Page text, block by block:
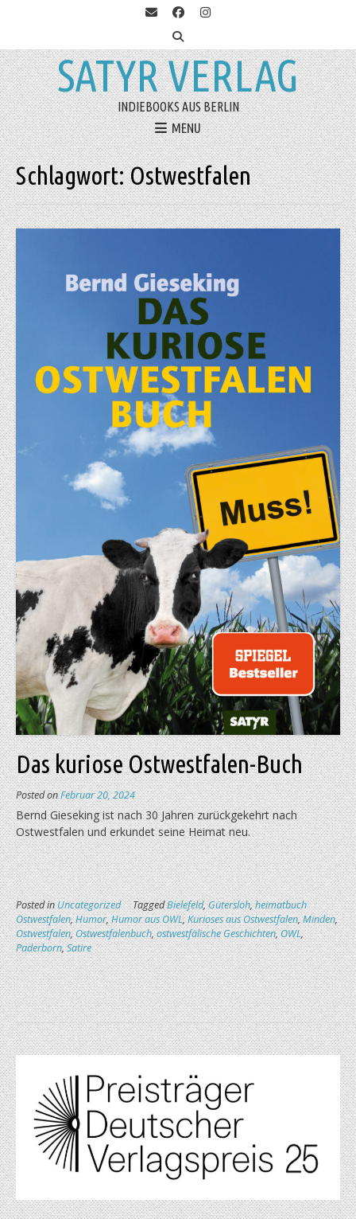
SATYR VERLAG
INDIEBOOKS AUS BERLIN
MENU
Schlagwort:Ostwestfalen
Das kuriose Ostwestfalen-Buch
Posted onFebruar 20, 2024
Bernd Gieseking ist nach 30 Jahren zurückgekehrt nach
Ostwestfalen und erkundet seine Heimat neu.
Posted inUncategorized TaggedBielefeld,Gütersloh,heimatbuch
Ostwestfalen,Humor,Humor aus OWL,Kurioses aus Ostwestfalen,Minden,
Ostwestfalen,Ostwestfalenbuch,ostwestfälische Geschichten,OWL,
Paderborn,Satire